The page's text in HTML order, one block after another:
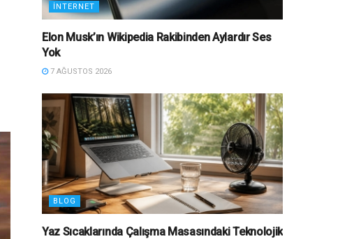
İNTERNET
Elon Musk’ın Wikipedia Rakibinden Aylardır Ses
Yok
7 AĞUSTOS 2026
BLOG
Yaz Sıcaklarında Çalışma Masasındaki Teknolojik